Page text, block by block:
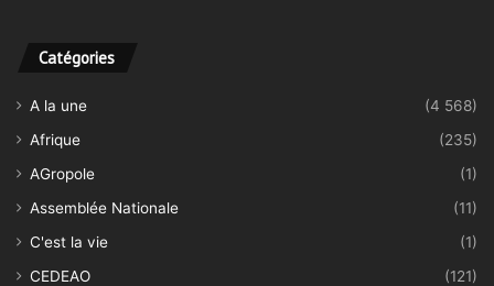
Catégories
A la une
(4 568)
Afrique
(235)
AGropole
(1)
Assemblée Nationale
(11)
C'est la vie
(1)
CEDEAO
(121)